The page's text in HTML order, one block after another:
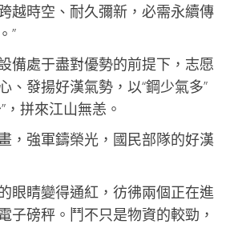
越時空、耐久彌新，必需永續傳
”
備處于盡對優勢的前提下，志愿
、發揚好漢氣勢，以“鋼少氣多”
，拼來江山無恙。
，強軍鑄榮光，國民部隊的好漢
眼睛變得通紅，彷彿兩個正在進
子磅秤。鬥不只是物資的較勁，